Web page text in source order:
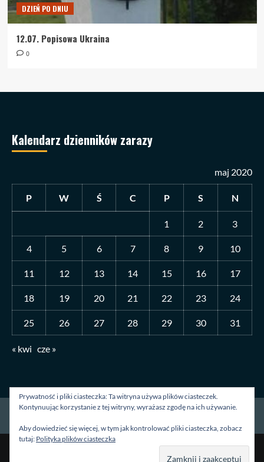
DZIEŃ PO DNIU
12.07. Popisowa Ukraina
0
Kalendarz dzienników zarazy
maj 2020
P W Ś C P S N
1 2 3
4 5 6 7 8 9 10
11 12 13 14 15 16 17
18 19 20 21 22 23 24
25 26 27 28 29 30 31
« kwi cze »
Strona główna O mnie Blog Kontakt
Prywatność i pliki ciasteczka: Ta witryna używa plików ciasteczek.
Kontynuując korzystanie z tej witryny, wyrażasz zgodę na ich używanie.
Aby dowiedzieć się więcej, w tym jak kontrolować pliki ciasteczka, zobacz
tutaj: Polityka plików ciasteczka